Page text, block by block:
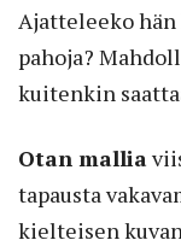
Ajatteleeko
pahoja?
kuitenkin
Otan mallia
tapausta
kielteisen